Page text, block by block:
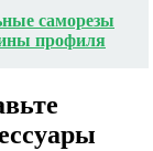
саморезы
профиля